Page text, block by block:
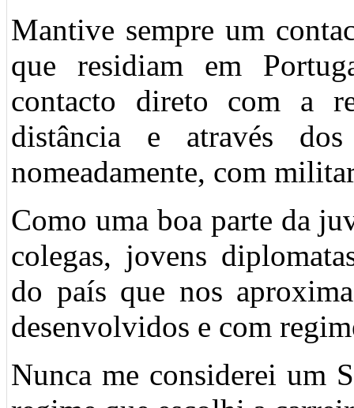
Mantive sempre um
que residiam em
contacto direto com a
distância e através
nomeadamente, com
Como uma boa parte da
colegas, jovens
do país que nos
desenvolvidos e com
Nunca me considerei um